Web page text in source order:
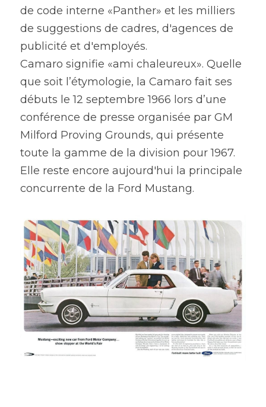
de code interne «Panther» et les milliers
de suggestions de cadres, d'agences de
publicité et d'employés.
Camaro signifie «ami chaleureux». Quelle
que soit l’étymologie, la Camaro fait ses
débuts le 12 septembre 1966 lors d’une
conférence de presse organisée par GM
Milford Proving Grounds, qui présente
toute la gamme de la division pour 1967.
Elle reste encore aujourd'hui la principale
concurrente de la Ford Mustang.